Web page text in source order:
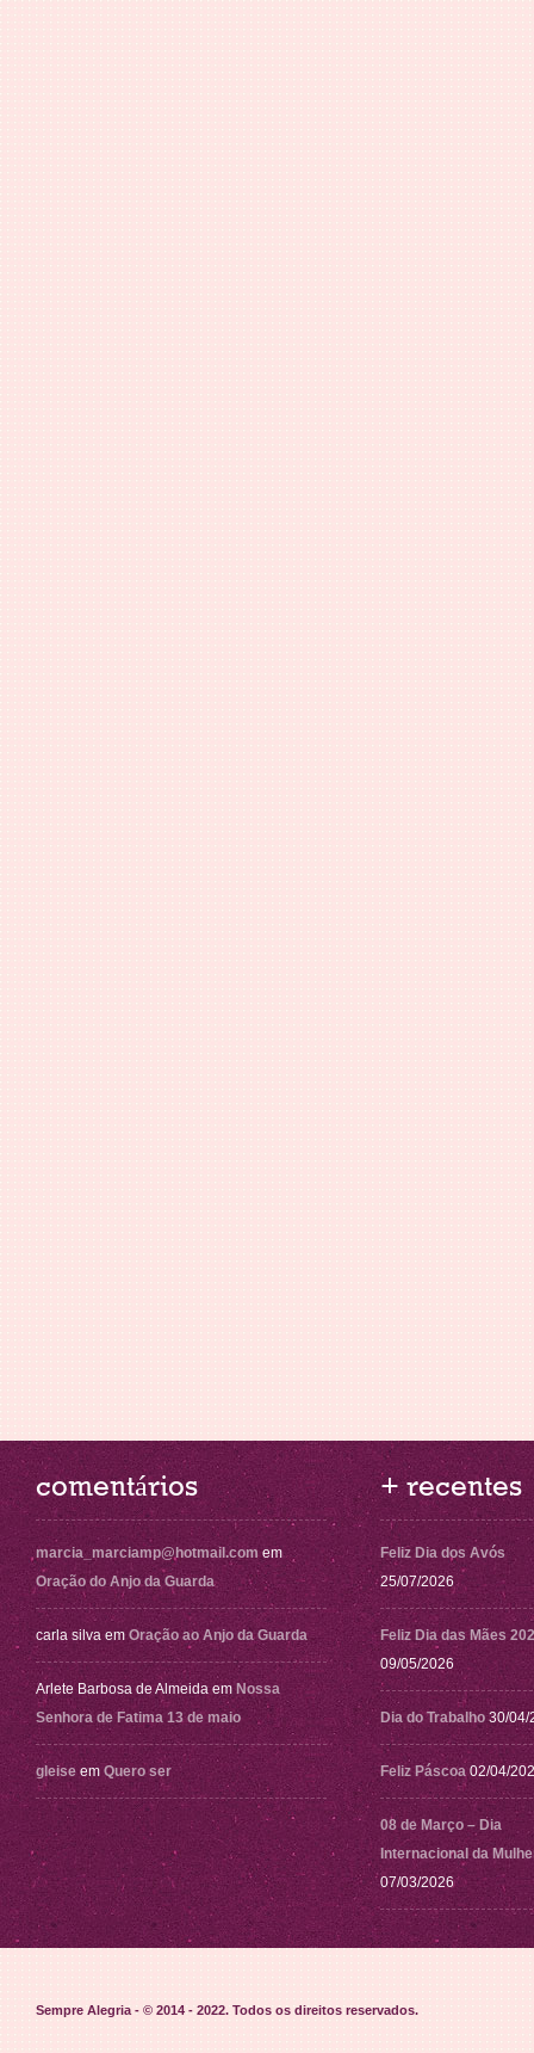
comentários
marcia_marciamp@hotmail.com em
Oração do Anjo da Guarda
carla silva em Oração ao Anjo da Guarda
Arlete Barbosa de Almeida em Nossa
Senhora de Fatima 13 de maio
gleise em Quero ser
+ recentes
Feliz Dia dos Avós
25/07/2026
Feliz Dia das Mães
09/05/2026
Dia do Trabalho 30/04/
Feliz Páscoa 02/04/
08 de Março – Dia
Internacional da
07/03/2026
Sempre Alegria - © 2014 - 2022. Todos os direitos reservados.